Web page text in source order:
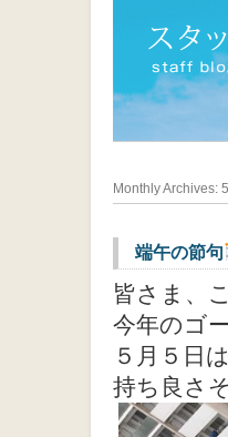
Monthly Archives:
端午の節句
皆さま、
今年のゴ
５月５日
持ち良さ